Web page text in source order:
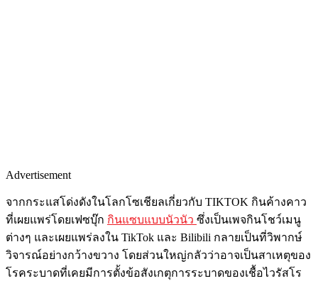
Advertisement
จากกระแสโด่งดังในโลกโซเชียลเกี่ยวกับ TIKTOK กินค้างคาว
ที่เผยแพร่โดยเฟซบุ๊ก กินแซบแบบนัวนัว ซึ่งเป็นเพจกินโชว์เมนู
ต่างๆ และเผยแพร่ลงใน TikTok และ Bilibili กลายเป็นที่วิพากษ์
วิจารณ์อย่างกว้างขวาง โดยส่วนใหญ่กลัวว่าอาจเป็นสาเหตุของ
โรคระบาดที่เคยมีการตั้งข้อสังเกตุการระบาดของเชื้อไวรัสโร